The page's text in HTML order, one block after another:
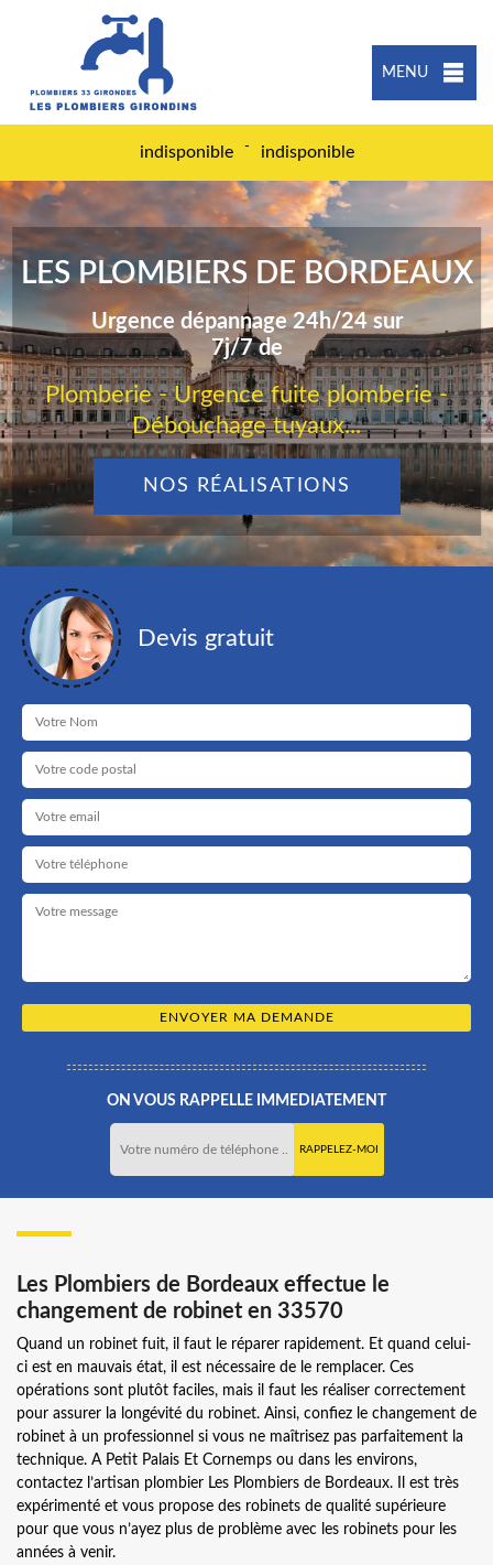
MENU
indisponible - indisponible
LES PLOMBIERS DE BORDEAUX
Urgence dépannage 24h/24 sur
7j/7 de
Plomberie - Urgence fuite plomberie -
Débouchage tuyaux...
NOS RÉALISATIONS
Devis gratuit
ON VOUS RAPPELLE IMMEDIATEMENT
Les Plombiers de Bordeaux effectue le
changement de robinet en 33570
Quand un robinet fuit, il faut le réparer rapidement. Et quand celui-
ci est en mauvais état, il est nécessaire de le remplacer. Ces
opérations sont plutôt faciles, mais il faut les réaliser correctement
pour assurer la longévité du robinet. Ainsi, confiez le changement de
robinet à un professionnel si vous ne maîtrisez pas parfaitement la
technique. A Petit Palais Et Cornemps ou dans les environs,
contactez l’artisan plombier Les Plombiers de Bordeaux. Il est très
expérimenté et vous propose des robinets de qualité supérieure
pour que vous n’ayez plus de problème avec les robinets pour les
années à venir.